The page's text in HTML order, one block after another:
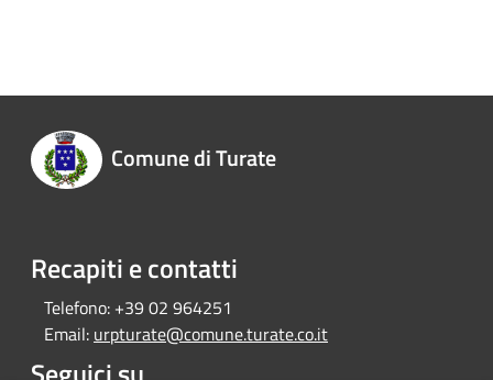
Comune di Turate
Recapiti e contatti
Telefono: +39 02 964251
Email: urpturate@comune.turate.co.it